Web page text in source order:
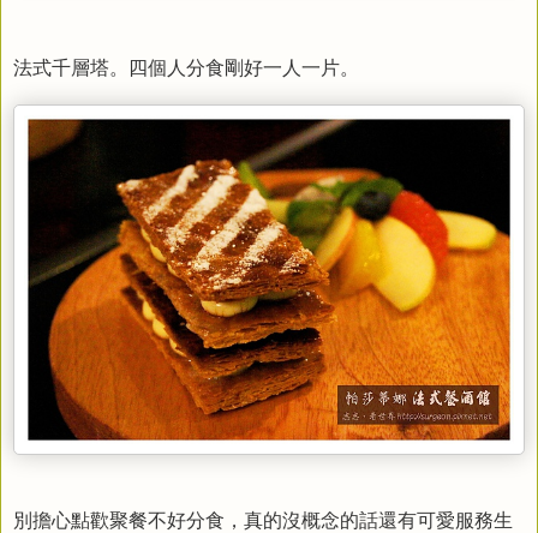
法式千層塔。四個人分食剛好一人一片。
別擔心點歡聚餐不好分食，真的沒概念的話還有可愛服務生